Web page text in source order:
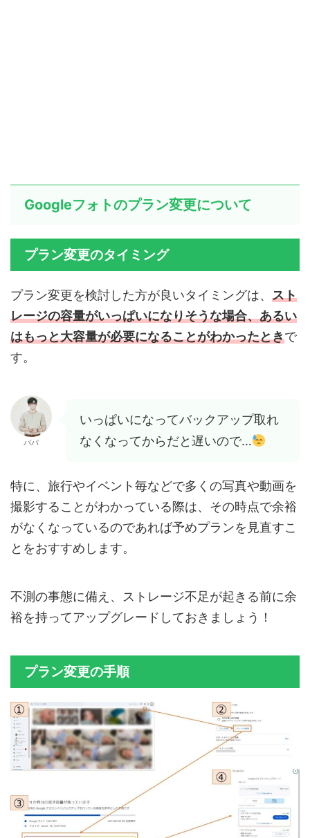
Googleフォトのプラン変更について
プラン変更のタイミング
プラン変更を検討した方が良いタイミングは、 スト
レージの容量がいっぱいになりそうな場合、あるい
はもっと大容量が必要になることがわかったときで
す。
パパ
いっぱいになってバックアップ取れ
なくなってからだと遅いので…
特に、旅行やイベント毎などで多くの写真や動画を
撮影することがわかっている際は、その時点で余裕
がなくなっているのであれば予めプランを見直すこ
とをおすすめします。
不測の事態に備え、ストレージ不足が起きる前に余
裕を持ってアップグレードしておきましょう！
プラン変更の手順